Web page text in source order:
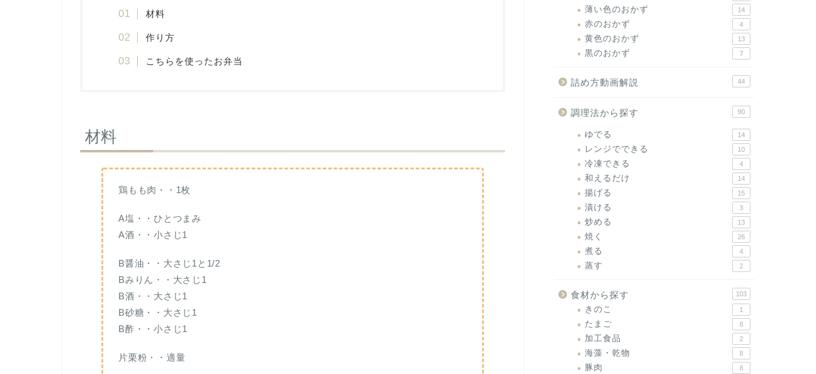
材料
作り方
こちらを使ったお弁当
材料
鶏もも肉・・1枚
A塩・・ひとつまみ
A酒・・小さじ1
B醤油・・大さじ1と1/2
Bみりん・・大さじ1
B酒・・大さじ1
B砂糖・・大さじ1
B酢・・小さじ1
片栗粉・・適量
薄い色のおかず 14
赤のおかず 4
黄色のおかず 13
黒のおかず 7
詰め方動画解説 44
調理法から探す 90
ゆでる 14
レンジでできる 10
冷凍できる 4
和えるだけ 14
揚げる 15
漬ける 3
炒める 13
焼く 26
煮る 4
蒸す 2
食材から探す 103
きのこ 1
たまご 8
加工食品 2
海藻・乾物 8
豚肉 8